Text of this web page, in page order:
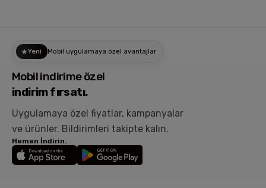
Yeni Mobil uygulamaya özel avantajlar
Mobil indirime özel
indirim fırsatı.
Uygulamaya özel fiyatlar, kampanyalar
ve ürünler. Bildirimleri takipte kalın.
Hemen İndirin.